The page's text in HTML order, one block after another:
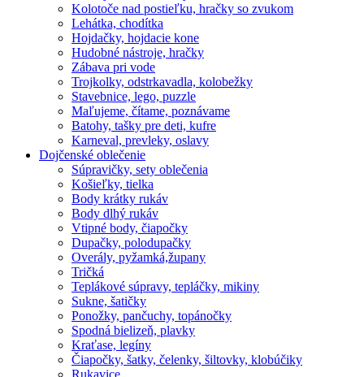
Kolotoče nad postieľku, hračky so zvukom
Lehátka, chodítka
Hojdačky, hojdacie kone
Hudobné nástroje, hračky
Zábava pri vode
Trojkolky, odstrkavadla, kolobežky
Stavebnice, lego, puzzle
Maľujeme, čítame, poznávame
Batohy, tašky pre deti, kufre
Karneval, prevleky, oslavy
Dojčenské oblečenie
Súpravičky, sety oblečenia
Košieľky, tielka
Body krátky rukáv
Body dlhý rukáv
Vtipné body, čiapočky
Dupačky, polodupačky
Overály, pyžamká,župany
Tričká
Teplákové súpravy, tepláčky, mikiny
Sukne, šatičky
Ponožky, pančuchy, topánočky
Spodná bielizeň, plavky
Kraťase, legíny
Čiapočky, šatky, čelenky, šiltovky, klobúčiky
Rukavice